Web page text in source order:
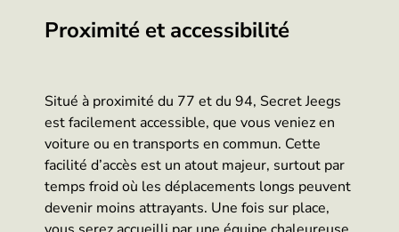
Proximité et accessibilité
Situé à proximité du 77 et du 94, Secret Jeegs
est facilement accessible, que vous veniez en
voiture ou en transports en commun. Cette
facilité d’accès est un atout majeur, surtout par
temps froid où les déplacements longs peuvent
devenir moins attrayants. Une fois sur place,